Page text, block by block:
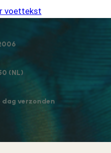
voettekst
(NL)
dag verzonden